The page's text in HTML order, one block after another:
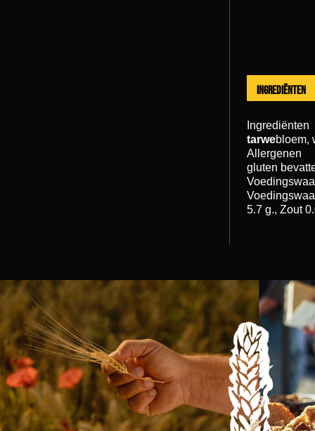
Ingrediënten
Ingrediënten
tarwebloem,
Allergenen
gluten
5.7 g., Zout